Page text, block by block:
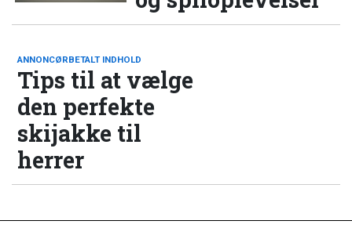
ANNONCØRBETALT INDHOLD
Tips til at vælge
den perfekte
skijakke til
herrer